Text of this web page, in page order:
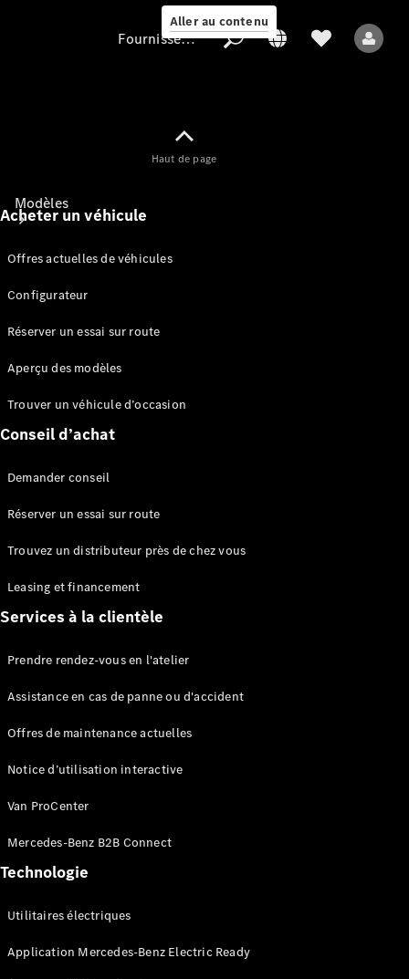
Aller au contenu
Modèles
Modèles électriques
Tous les
Sprinter
Sprinter
Sprinter
Sprinter
Cabine
Châssis
double
Châssis à
benne
Configurateur
Benz Store
Fournisseur / Protection des données
Haut de page
Acheter un véhicule
Offres actuelles de véhicules
Configurateur
Réserver un essai sur route
Aperçu des modèles
Trouver un véhicule d’occasion
Conseil d’achat
Demander conseil
Réserver un essai sur route
Trouvez un distributeur près de chez vous
Leasing et financement
Services à la clientèle
Prendre rendez-vous en l'atelier
Assistance en cas de panne ou d'accident
Offres de maintenance actuelles
Notice d’utilisation interactive
Van ProCenter
Mercedes-Benz B2B Connect
Technologie
Utilitaires électriques
Application Mercedes-Benz Electric Ready